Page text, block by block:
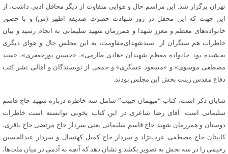
تهران برگزار شد. این مراسم حال و هوایی متفاوت از دیگر محافل ادبی داشت، از
این جهت که این محفل در روز شهادت حضرت صدیقه اطهر (س) و با حضور
خانواده‌های معظم و معزز شهدا و همرزمان شهید سلیمانی به انجام رسید و بیان
خاطرات هم سنگران از سیدشهدای‌مقاومت، به این مجلس حال و هوای دیگری
بخشیده بود. خانواده معظم شهیدان «هادی طارمی»، «حسین پورجعفری»، «سید
مصطفی موسوی» و «مسعود عسگری» و جمعی از نویسندگان و اهالی نشر کتب
دفاع مقدس زینت بخش این مجلس بودند.
شایان ذکر است، کتاب “میهمان حبیب” شامل سه خاطره درباره شهید حاج قاسم
سلیمانی است. آقای رضا شاعری در این کتاب بخوبی توانسته است خاطرات
دوستان و همرزمان شهید حاج قاسم سلیمانی یعنی سردار حاج مرتضی حاج باقری،
کاپیتان حاج مصطفی عرب‌نژاد و سردار حاج کمیل کهنسال و سردار عبدالحسین
رحیمی را در سه بخش به تصویر بکشد و نشان دهد که آنچه به آدمی در میان ملت‌ها،